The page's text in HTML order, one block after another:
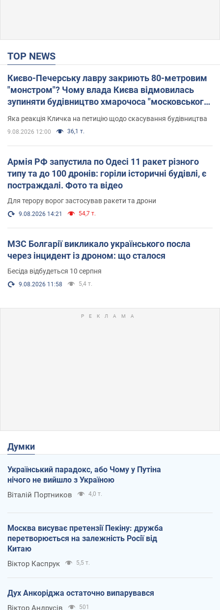
TOP NEWS
Києво-Печерську лавру закриють 80-метровим
"монстром"? Чому влада Києва відмовилась
зупиняти будівництво хмарочоса "московського
вірянина"
Яка реакція Кличка на петицію щодо скасування будівництва
9.08.2026 12:00 36,1 т.
Армія РФ запустила по Одесі 11 ракет різного
типу та до 100 дронів: горіли історичні будівлі, є
постраждалі. Фото та відео
Для терору ворог застосував ракети та дрони
9.08.2026 14:21 54,7 т.
МЗС Болгарії викликало українського посла
через інцидент із дроном: що сталося
Бесіда відбудеться 10 серпня
9.08.2026 11:58 5,4 т.
Думки
Український парадокс, або Чому у Путіна
нічого не вийшло з Україною
Віталій Портников 4,0 т.
Москва висуває претензії Пекіну: дружба
перетворюється на залежність Росії від
Китаю
Віктор Каспрук 5,5 т.
Дух Анкоріджа остаточно випарувався
Віктор Андрусів 501